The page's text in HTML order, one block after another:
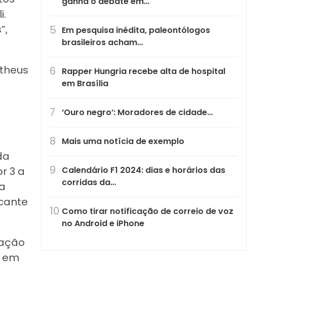
3 a
Em pesquisa inédita, paleontólogos
brasileiros acham…
Rapper Hungria recebe alta de hospital
em Brasília
‘Ouro negro’: Moradores de cidade…
Mais uma notícia de exemplo
Calendário F1 2024: dias e horários das
corridas da…
Como tirar notificação de correio de voz
no Android e iPhone